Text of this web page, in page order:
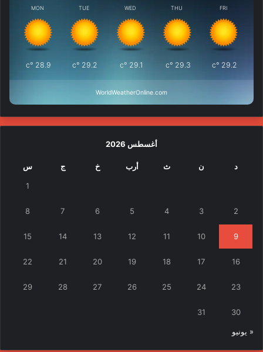
MON
28.9
°c
TUE
29.2
°c
WED
29.1
°c
THU
29.3
°c
FRI
29.2
°c
WorldWeatherOnline.com
أغسطس 2026
د ن ث أرب خ ج س
1
2
3
4
5
6
7
8
9
10
11
12
13
14
15
16
17
18
19
20
21
22
23
24
25
26
27
28
29
30
31
« يونيو